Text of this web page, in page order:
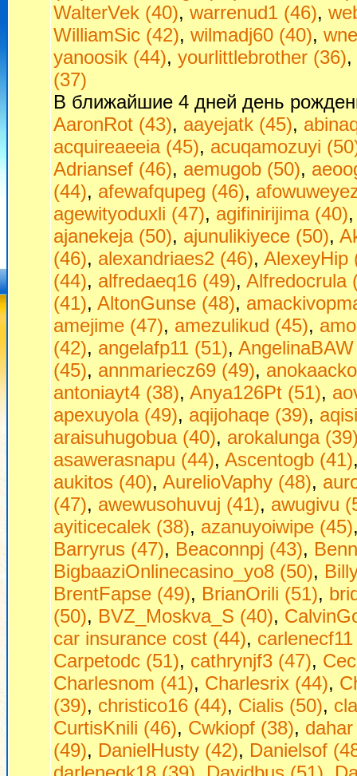
WalterVek (40), warrenud1 (46),
WilliamSic (42), wilmadj60 (40),
yanoosik (44), yourlittlebrother (36),
(37)
В ближайшие 4 дней день
AaronRot (43), aayejatk (45),
acquireaeeia (45), acuqamozuyi
Adriansef (46), aemugob (50),
(44), afewafqupeg (46),
agewityoduxli (47), agifinirijima (40)
ajanekeja (50), ajunulikiyece (50),
(46), alexandriaes2 (46), AlexeyHip
(44), alfredaeq16 (49), Alfredocrula
(41), AltonGunse (48),
amejime (47), amezulikud (45),
(42), angelafp11 (51),
(45), annmariecz69 (49),
antoniayt4 (38), Anya126Pt (51),
apexuyola (49), aqijohaqe (39),
araisuhugobua (40), arokalunga
asawerasnapu (44), Ascentogb (41)
aukitos (40), AurelioVaphy (48),
(47), awewusohuvuj (41), awugivu
ayiticecalek (38), azanuyoiwipe (45)
Barryrus (47), Beaconnpj (43),
BigbaaziOnlinecasino_yo8 (50),
BrentFapse (49), BrianOrili (51),
(50), BVZ_Moskva_S (40),
car insurance cost (44),
Carpetodc (51), cathrynjf3 (47),
Charlesnom (41), Charlesrix (44),
(39), christico16 (44), Cialis (50),
CurtisKnili (46), Cwkiopf (38),
(49), DanielHusty (42), Danielsof